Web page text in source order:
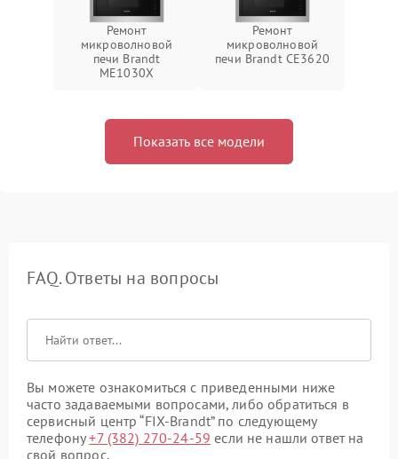
Ремонт
микроволновой
печи Brandt
ME1030X
Ремонт
микроволновой
печи Brandt CE3620
Показать все модели
FAQ. Ответы на вопросы
Вы можете ознакомиться с приведенными ниже
часто задаваемыми вопросами, либо обратиться в
сервисный центр “FIX-Brandt” по следующему
телефону+7 (382) 270-24-59 если не нашли ответ на
свой вопрос.